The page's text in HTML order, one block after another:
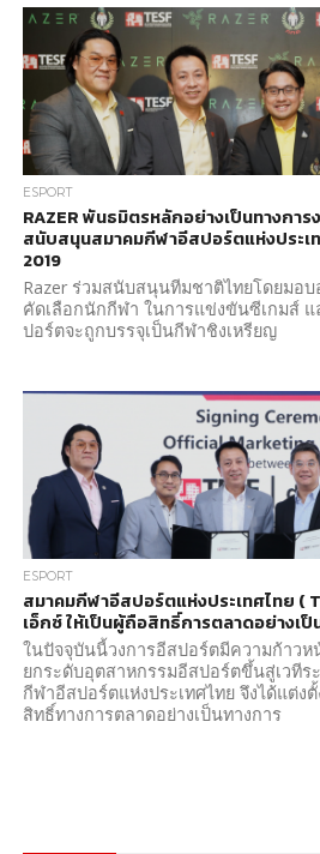
ESPORT
RAZER พันธมิตรหลักอย่างเป็นทางกา
สนับสนุนสมาคมกีฬาอีสปอร์ตแห่งประเ
2019
Razer ร่วมสนับสนุนทีมชาติไทยโดยมอ
คัดเลือกนักกีฬา ในการแข่งขันซีเกมส์
ปอร์ตจะถูกบรรจุเป็นกีฬาชิงเหรียญ
ESPORT
สมาคมกีฬาอีสปอร์ตแห่งประเทศไทย (
เอ็กซ์ ให้เป็นผู้ถือสิทธิ์การตลาดอย่างเป็
ในปัจจุบันนี้วงการอีสปอร์ตมีความก้าวห
ยกระดับอุตสาหกรรมอีสปอร์ตขึ้นสู่เวที
กีฬาอีสปอร์ตแห่งประเทศไทย จึงได้แต่ง
สิทธิ์ทางการตลาดอย่างเป็นทางการ